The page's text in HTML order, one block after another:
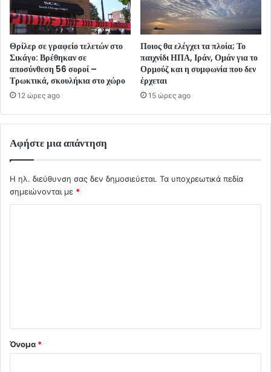
Θρίλερ σε γραφείο τελετών στο
Σικάγο: Βρέθηκαν σε
αποσύνθεση 56 σοροί –
Τρωκτικά, σκουλήκια στο χώρο
12 ώρες ago
Ποιος θα ελέγχει τα πλοία; Το
παιχνίδι ΗΠΑ, Ιράν, Ομάν για το
Ορμούζ και η συμφωνία που δεν
έρχεται
15 ώρες ago
Αφήστε μια απάντηση
Η ηλ. διεύθυνση σας δεν δημοσιεύεται. Τα υποχρεωτικά πεδία
σημειώνονται με *
Όνομα *